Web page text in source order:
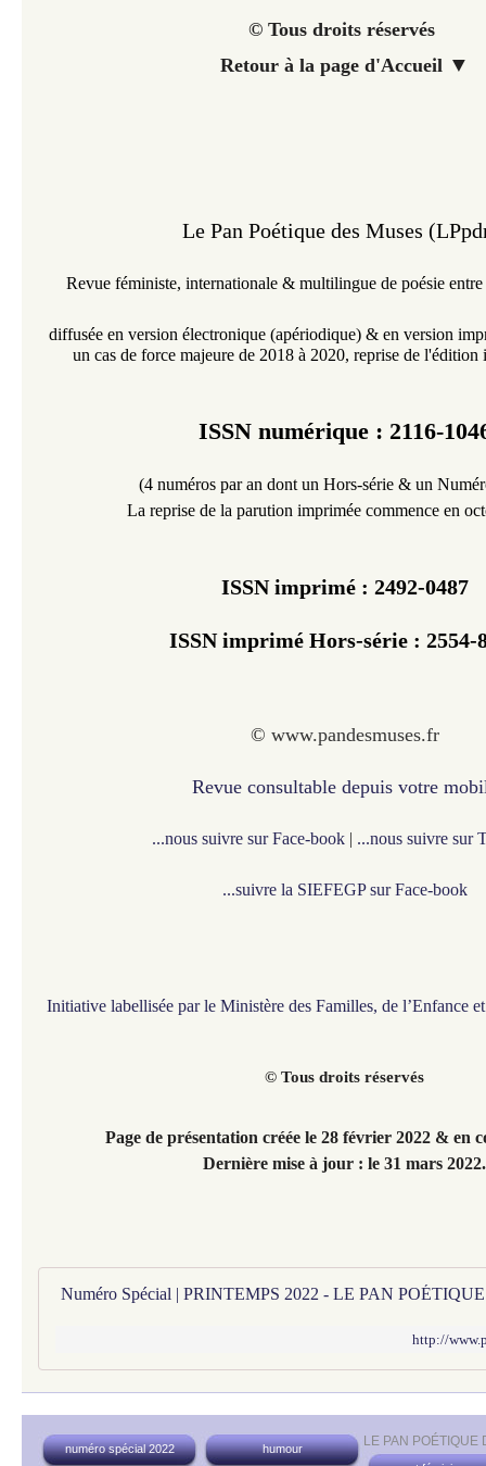
© Tous droits réservés
Retour à la page d'Accueil ▼
Le Pan Poétique des Muses
Revue féministe, internationale &multilingue de poésie
diffusée en version électronique (apériodique) & en version
un cas de force majeure de 2018 à 2020, reprise de l'édition
ISSN numérique : 2116-
(4 numéros par an dont un Hors-série & un
La reprise de la parution imprimée commence en
ISSN imprimé : 2492-0487
ISSN imprimé Hors-série : 2554-
© www.pandesmuses.fr
Revue consultable depuis votre
...nous suivre sur Face-book| ...nous suivre sur
...suivre la SIEFEGP sur Face-book
Initiative labellisée par le Ministère des Familles, de l’Enfance
© Tous droits réservés
Page de présentation créée le 28 février 2022 & en
Dernière mise à jour : le 31 mars 2022.
Numéro Spécial | PRINTEMPS 2022 - LE PAN
http://
LE PAN POÉTIQUE
numéro spécial 2022
humour